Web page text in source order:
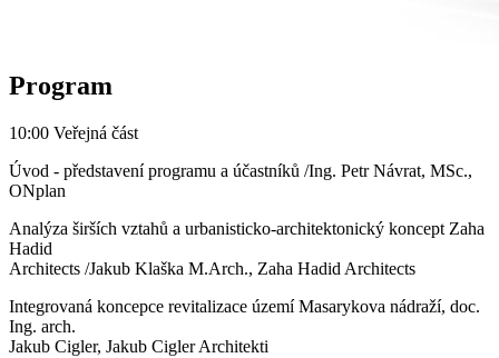
Program
10:00 Veřejná část
Úvod - představení programu a účastníků /Ing. Petr Návrat, MSc.,
ONplan
Analýza širších vztahů a urbanisticko-architektonický koncept Zaha
Hadid
Architects /Jakub Klaška M.Arch., Zaha Hadid Architects
Integrovaná koncepce revitalizace území Masarykova nádraží, doc.
Ing. arch.
Jakub Cigler, Jakub Cigler Architekti